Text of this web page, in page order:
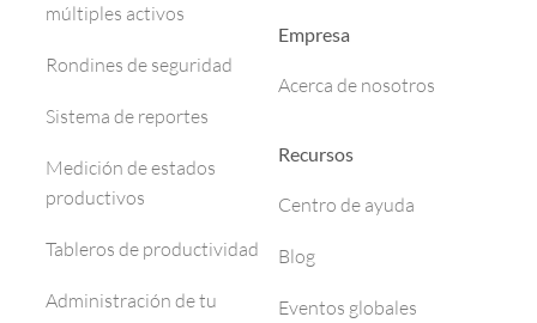
múltiples activos
Rondines de seguridad
Sistema de reportes
Medición de estados
productivos
Tableros de productividad
Administración de tu
Empresa
Acerca de nosotros
Recursos
Centro de ayuda
Blog
Eventos globales